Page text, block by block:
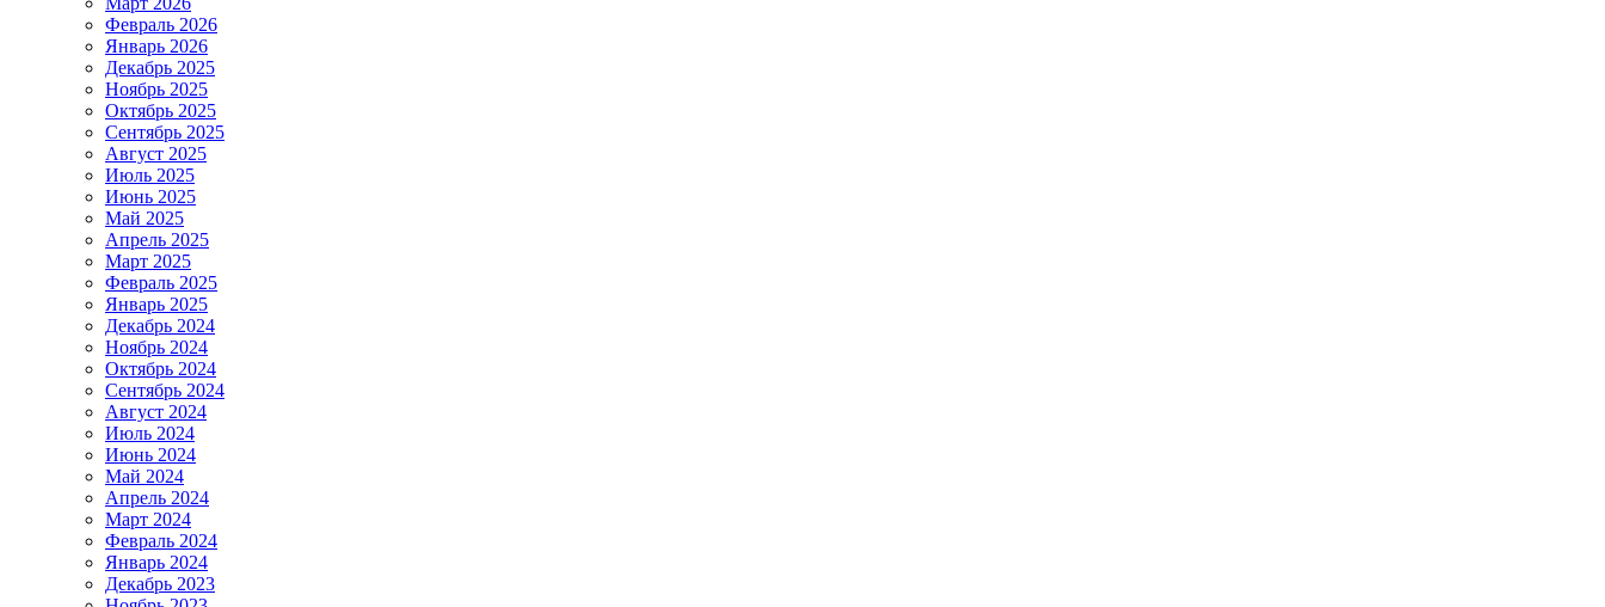
Февраль 2026
Январь 2026
Декабрь 2025
Ноябрь 2025
Октябрь 2025
Сентябрь 2025
Август 2025
Июль 2025
Июнь 2025
Май 2025
Апрель 2025
Март 2025
Февраль 2025
Январь 2025
Декабрь 2024
Ноябрь 2024
Октябрь 2024
Сентябрь 2024
Август 2024
Июль 2024
Июнь 2024
Май 2024
Апрель 2024
Март 2024
Февраль 2024
Январь 2024
Декабрь 2023